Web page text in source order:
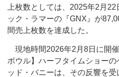
上枚数としては、2025年2月
ック・ラマーの『GNX』が
間売上枚数を達成した。
現地時間2026年2月8日に開
ボウル】ハーフタイムショー
ッド・バニーは、その反響を